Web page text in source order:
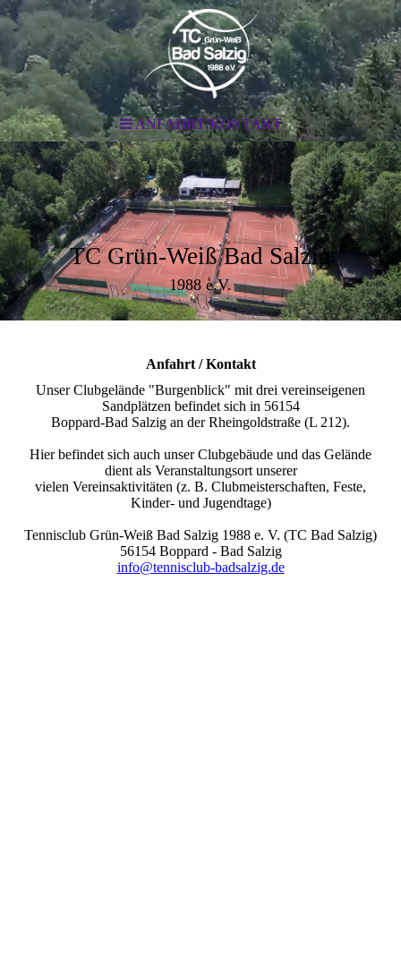
ANFAHRT/KONTAKT
TC Grün-Weiß Bad Salzig
1988 e.V.
Anfahrt / Kontakt
Unser Clubgelände "Burgenblick" mit drei vereinseigenen
Sandplätzen befindet sich in 56154
Boppard-Bad Salzig an der Rheingoldstraße (L 212).
Hier befindet sich auch unser Clubgebäude und das Gelände
dient als Veranstaltungsort unserer
vielen Vereinsaktivitäten (z. B. Clubmeisterschaften, Feste,
Kinder- und Jugendtage)
Tennisclub Grün-Weiß Bad Salzig 1988 e. V. (TC Bad Salzig)
56154 Boppard - Bad Salzig
info@tennisclub-badsalzig.de